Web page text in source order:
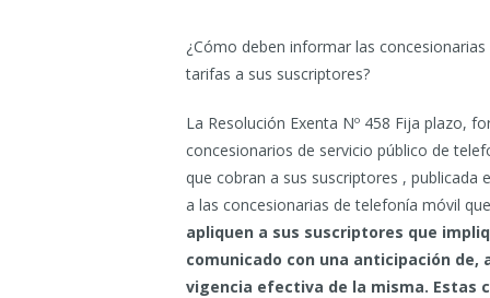
¿Cómo deben informar las
tarifas a sus suscriptores?
La Resolución Exenta Nº 458 Fija plazo,
concesionarios de servicio público de
que cobran a sus suscriptores , publicada
a las concesionarias de telefonía móvil
apliquen a sus suscriptores que
comunicado con una anticipación de,
vigencia efectiva de la misma. Estas